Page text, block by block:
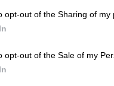
opt-out of the Sharing of my
opt-out of the Sale of my
στη Θεσσαλονίκη